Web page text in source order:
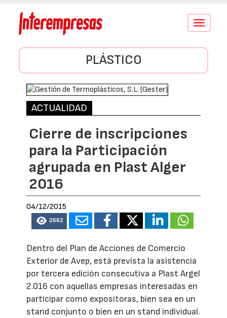
Conmutar
PLÁSTICO
ACTUALIDAD
Cierre de inscripciones
para la Participación
agrupada en Plast Alger
2016
04/12/2015
2662
Dentro del Plan de Acciones de Comercio
Exterior de Avep, está prevista la asistencia
por tercera edición consecutiva a Plast Argel
2.016 con aquellas empresas interesadas en
participar como expositoras, bien sea en un
stand conjunto o bien en un stand individual.